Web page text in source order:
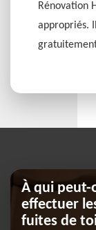
Rénovation
appropriés.
À qui peut-
effectuer
fuites de